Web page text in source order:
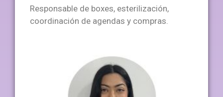
Responsable de boxes, esterilización,
coordinación de agendas y compras.